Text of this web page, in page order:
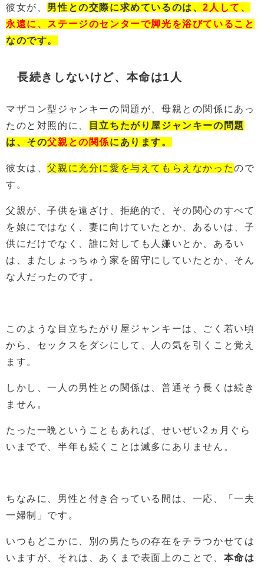
彼女が、 男性との交際に求めているのは、2人して、
永遠に、ステージのセンターで脚光を浴びていること
なのです。
長続きしないけど、本命は1人
マザコン型ジャンキーの問題が、母親との関係にあっ
たのと対照的に、
目立ちたがり屋ジャンキーの問題
は、その父親との関係にあります。
彼女は、父親に充分に愛を与えてもらえなかったので
す。
父親が、子供を遠ざけ、拒絶的で、その関心のすべて
を娘にではなく、妻に向けていたとか、あるいは、子
供にだけでなく、誰に対しても人嫌いとか、あるい
は、またしょっちゅう家を留守にしていたとか、そん
な人だったのです。
このような目立ちたがり屋ジャンキーは、ごく若い頃
から、セックスをダシにして、人の気を引くこと覚え
ます。
しかし、一人の男性との関係は、普通そう長くは続き
ません。
たった一晩ということもあれば、せいぜい2ヵ月ぐら
いまでで、半年も続くことは滅多にありません。
ちなみに、男性と付き合っている間は、一応、「一夫
一婦制」です。
いつもどこかに、別の男たちの存在をチラつかせては
いますが、それは、あくまで表面上のことで、 本命は